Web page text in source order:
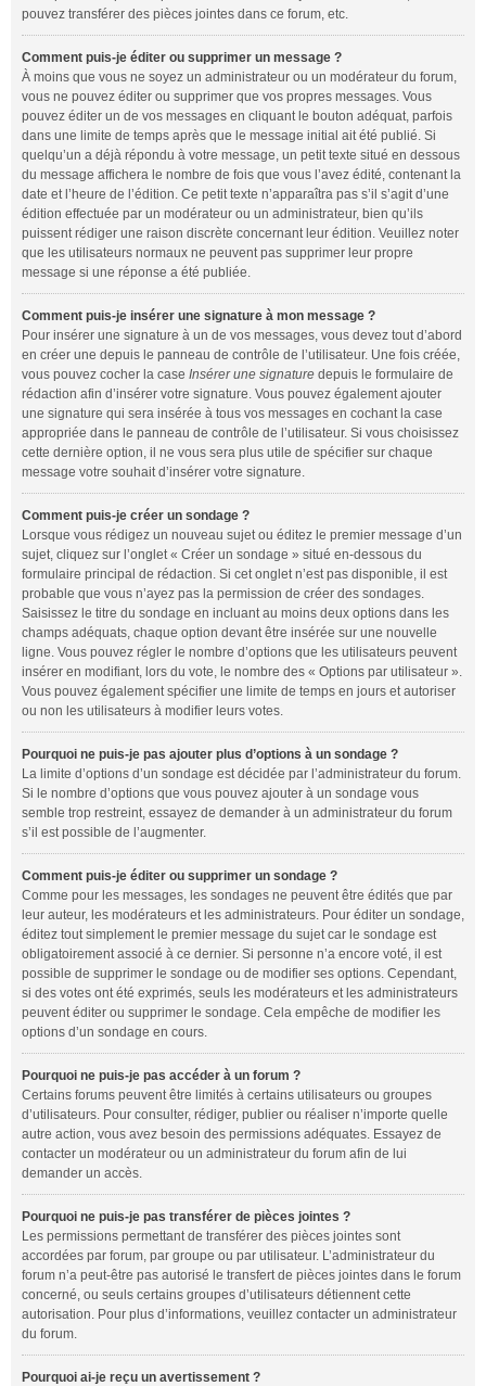
pouvez transférer des pièces jointes dans ce forum, etc.
Comment puis-je éditer ou supprimer un message ?
À moins que vous ne soyez un administrateur ou un modérateur du forum,
vous ne pouvez éditer ou supprimer que vos propres messages. Vous
pouvez éditer un de vos messages en cliquant le bouton adéquat, parfois
dans une limite de temps après que le message initial ait été publié. Si
quelqu’un a déjà répondu à votre message, un petit texte situé en dessous
du message affichera le nombre de fois que vous l’avez édité, contenant la
date et l’heure de l’édition. Ce petit texte n’apparaîtra pas s’il s’agit d’une
édition effectuée par un modérateur ou un administrateur, bien qu’ils
puissent rédiger une raison discrète concernant leur édition. Veuillez noter
que les utilisateurs normaux ne peuvent pas supprimer leur propre
message si une réponse a été publiée.
Comment puis-je insérer une signature à mon message ?
Pour insérer une signature à un de vos messages, vous devez tout d’abord
en créer une depuis le panneau de contrôle de l’utilisateur. Une fois créée,
vous pouvez cocher la case Insérer une signature depuis le formulaire de
rédaction afin d’insérer votre signature. Vous pouvez également ajouter
une signature qui sera insérée à tous vos messages en cochant la case
appropriée dans le panneau de contrôle de l’utilisateur. Si vous choisissez
cette dernière option, il ne vous sera plus utile de spécifier sur chaque
message votre souhait d’insérer votre signature.
Comment puis-je créer un sondage ?
Lorsque vous rédigez un nouveau sujet ou éditez le premier message d’un
sujet, cliquez sur l’onglet « Créer un sondage » situé en-dessous du
formulaire principal de rédaction. Si cet onglet n’est pas disponible, il est
probable que vous n’ayez pas la permission de créer des sondages.
Saisissez le titre du sondage en incluant au moins deux options dans les
champs adéquats, chaque option devant être insérée sur une nouvelle
ligne. Vous pouvez régler le nombre d’options que les utilisateurs peuvent
insérer en modifiant, lors du vote, le nombre des « Options par utilisateur ».
Vous pouvez également spécifier une limite de temps en jours et autoriser
ou non les utilisateurs à modifier leurs votes.
Pourquoi ne puis-je pas ajouter plus d’options à un sondage ?
La limite d’options d’un sondage est décidée par l’administrateur du forum.
Si le nombre d’options que vous pouvez ajouter à un sondage vous
semble trop restreint, essayez de demander à un administrateur du forum
s’il est possible de l’augmenter.
Comment puis-je éditer ou supprimer un sondage ?
Comme pour les messages, les sondages ne peuvent être édités que par
leur auteur, les modérateurs et les administrateurs. Pour éditer un sondage,
éditez tout simplement le premier message du sujet car le sondage est
obligatoirement associé à ce dernier. Si personne n’a encore voté, il est
possible de supprimer le sondage ou de modifier ses options. Cependant,
si des votes ont été exprimés, seuls les modérateurs et les administrateurs
peuvent éditer ou supprimer le sondage. Cela empêche de modifier les
options d’un sondage en cours.
Pourquoi ne puis-je pas accéder à un forum ?
Certains forums peuvent être limités à certains utilisateurs ou groupes
d’utilisateurs. Pour consulter, rédiger, publier ou réaliser n’importe quelle
autre action, vous avez besoin des permissions adéquates. Essayez de
contacter un modérateur ou un administrateur du forum afin de lui
demander un accès.
Pourquoi ne puis-je pas transférer de pièces jointes ?
Les permissions permettant de transférer des pièces jointes sont
accordées par forum, par groupe ou par utilisateur. L’administrateur du
forum n’a peut-être pas autorisé le transfert de pièces jointes dans le forum
concerné, ou seuls certains groupes d’utilisateurs détiennent cette
autorisation. Pour plus d’informations, veuillez contacter un administrateur
du forum.
Pourquoi ai-je reçu un avertissement ?